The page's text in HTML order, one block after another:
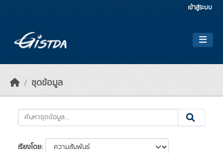
เข้าสู่ระบบ
ชุดข้อมูล
เรียงโดย